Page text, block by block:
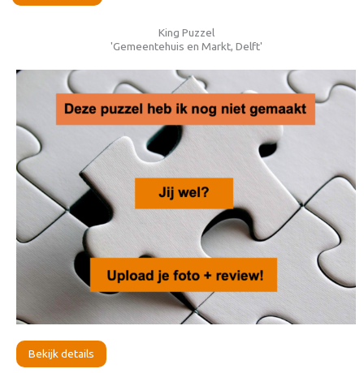
King Puzzel
'Gemeentehuis en Markt, Delft'
Bekijk details